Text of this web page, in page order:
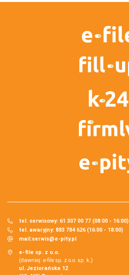
tel. serwisowy: 61 307 00 77 (08:00 - 16:00)
tel. awaryjny: 883 784 626 (16:00 - 18:00)
mail:serwis@e-pity.pl
e-file sp. z o.o.
(dawniej: e-file sp. z o.o. sp. k.)
ul. Jeziorańska 12